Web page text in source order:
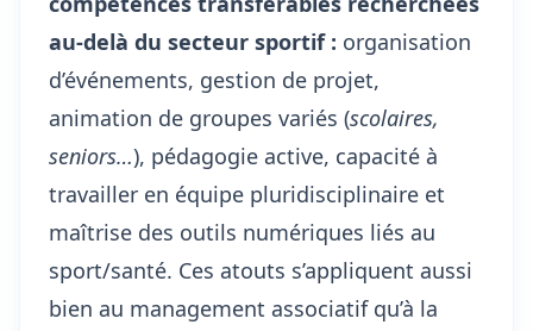
au-delà du secteur sportif : organisation
d’événements, gestion de projet,
animation de groupes variés (scolaires,
seniors…), pédagogie active, capacité à
travailler en équipe pluridisciplinaire et
maîtrise des outils numériques liés au
sport/santé. Ces atouts s’appliquent aussi
bien au management associatif qu’à la